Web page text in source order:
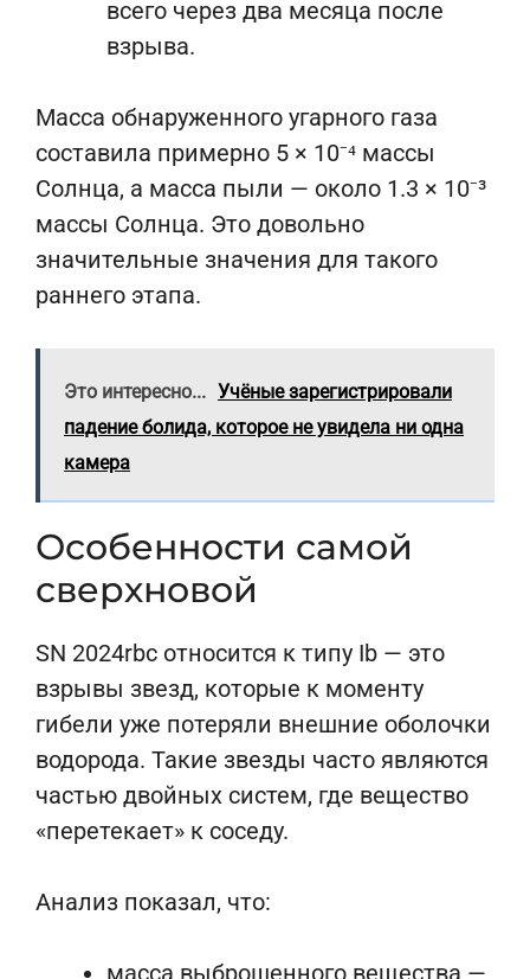
всего через два месяца после
взрыва.
Масса обнаруженного угарного газа
составила примерно 5 × 10⁻⁴ массы
Солнца, а масса пыли — около 1.3 × 10⁻³
массы Солнца. Это довольно
значительные значения для такого
раннего этапа.
Это интересно... Учёные зарегистрировали
падение болида, которое не увидела ни одна
камера
Особенности самой
сверхновой
SN 2024rbc относится к типу Ib — это
взрывы звезд, которые к моменту
гибели уже потеряли внешние оболочки
водорода. Такие звезды часто являются
частью двойных систем, где вещество
«перетекает» к соседу.
Анализ показал, что:
масса выброшенного вещества —